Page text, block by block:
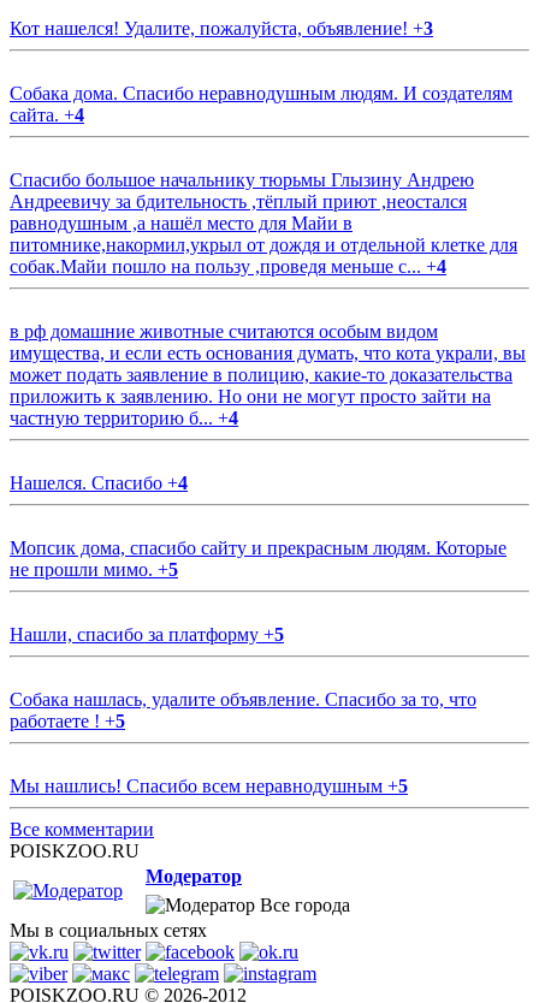
Кот нашелся! Удалите, пожалуйста, объявление! +3
Собака дома. Спасибо неравнодушным людям. И создателям
сайта. +4
Спасибо большое начальнику тюрьмы Глызину Андрею
Андреевичу за бдительность ,тёплый приют ,неостался
равнодушным ,а нашёл место для Майи в
питомнике,накормил,укрыл от дождя и отдельной клетке для
собак.Майи пошло на пользу ,проведя меньше с... +4
в рф домашние животные считаются особым видом
имущества, и если есть основания думать, что кота украли, вы
может подать заявление в полицию, какие-то доказательства
приложить к заявлению. Но они не могут просто зайти на
частную территорию б... +4
Нашелся. Спасибо +4
Мопсик дома, спасибо сайту и прекрасным людям. Которые
не прошли мимо. +5
Нашли, спасибо за платформу +5
Собака нашлась, удалите объявление. Спасибо за то, что
работаете ! +5
Мы нашлись! Спасибо всем неравнодушным +5
Все комментарии
POISKZOO.RU
Модератор
Все города
Мы в социальных сетях
POISKZOO.RU © 2026-2012